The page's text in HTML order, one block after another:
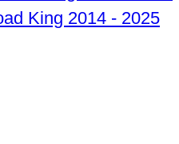
King 2014 - 2025